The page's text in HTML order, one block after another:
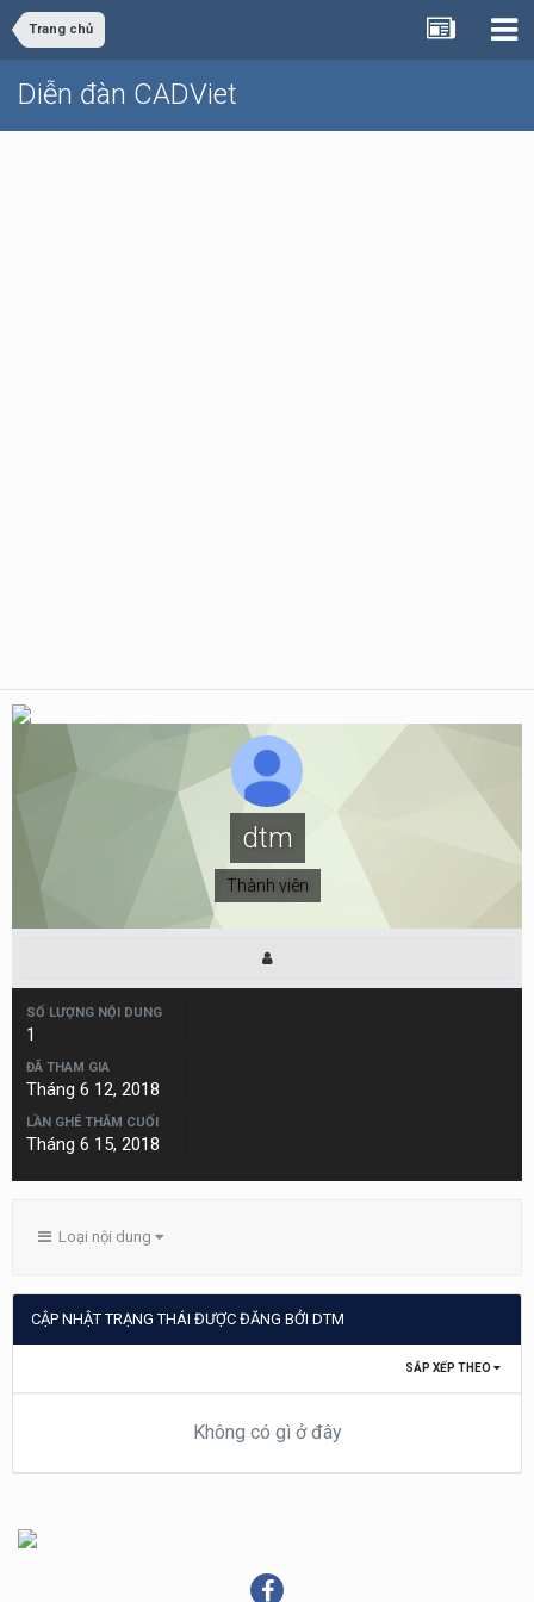
Trang chủ
Diễn đàn CADViet
dtm
Thành viên
SỐ LƯỢNG NỘI DUNG
1
ĐÃ THAM GIA
Tháng 6 12, 2018
LẦN GHÉ THĂM CUỐI
Tháng 6 15, 2018
Loại nội dung
CẬP NHẬT TRẠNG THÁI ĐƯỢC ĐĂNG BỞI DTM
SẮP XẾP THEO
Không có gì ở đây